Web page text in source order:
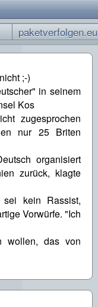
paketverfolgen.eu
;-)
in seinem
Kos
zugesprochen
nur 25 Briten
organisiert
zurück, klagte
kein Rassist,
Vorwürfe. "Ich
das von